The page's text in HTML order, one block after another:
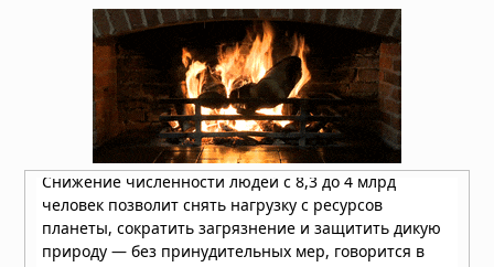
03.08.2026 в 07:30
Ученые из Калифорнийского
технологического института нашли
доказательства “Что-то
катастрофическое” Случилось с
Нептуном В 1989 году
02.08.2026 в 09:15
Космический ураган из бездны:
ветер чёрной дыры оказался в сто
раз мощнее прежних
представлений